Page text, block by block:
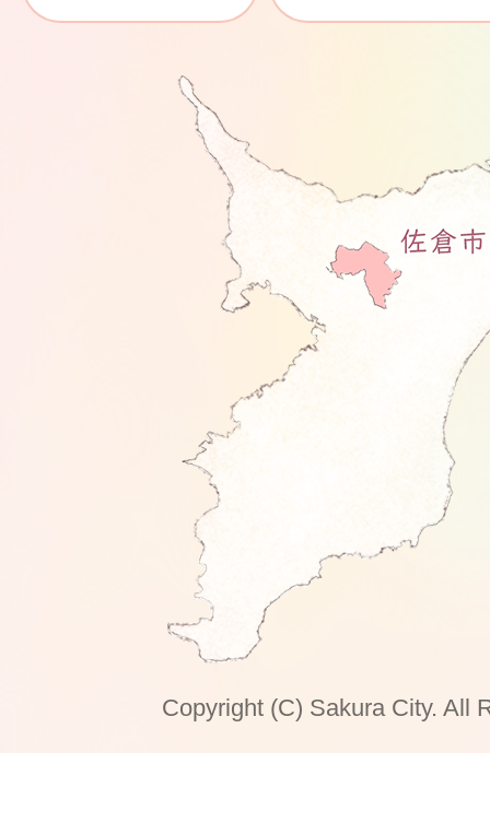
Copyright (C) Sakura City. All